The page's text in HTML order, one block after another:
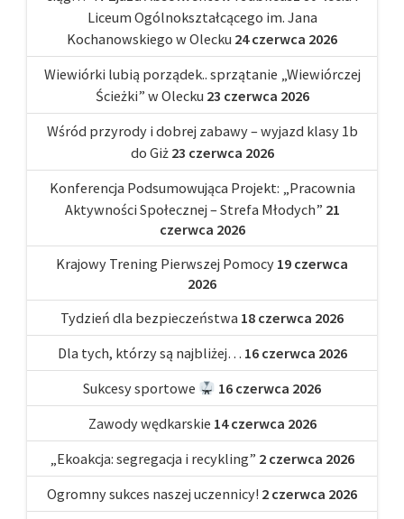
Liceum Ogólnokształcącego im. Jana
Kochanowskiego w Olecku 24 czerwca 2026
Wiewiórki lubią porządek.. sprzątanie „Wiewiórczej
Ścieżki” w Olecku 23 czerwca 2026
Wśród przyrody i dobrej zabawy – wyjazd klasy 1b
do Giż 23 czerwca 2026
Konferencja Podsumowująca Projekt: „Pracownia
Aktywności Społecznej – Strefa Młodych” 21
czerwca 2026
Krajowy Trening Pierwszej Pomocy 19 czerwca
2026
Tydzień dla bezpieczeństwa 18 czerwca 2026
Dla tych, którzy są najbliżej… 16 czerwca 2026
Sukcesy sportowe
16 czerwca 2026
Zawody wędkarskie 14 czerwca 2026
„Ekoakcja: segregacja i recykling” 2 czerwca 2026
Ogromny sukces naszej uczennicy! 2 czerwca 2026